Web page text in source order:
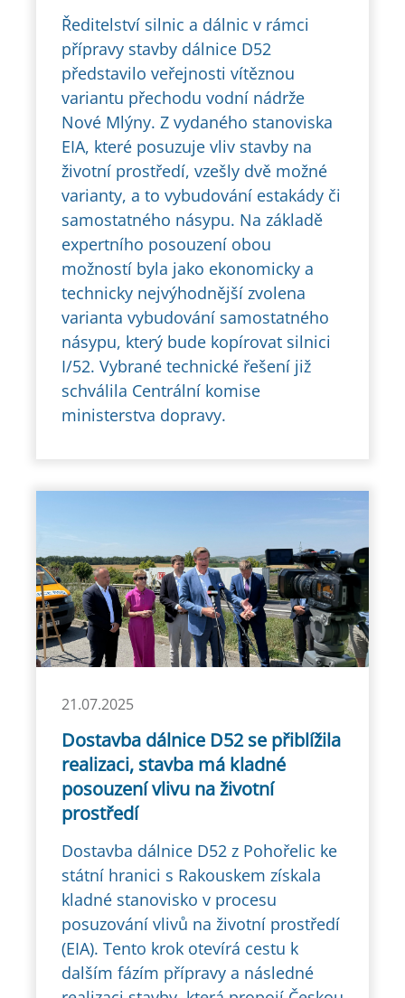
Ředitelství silnic a dálnic v rámci
přípravy stavby dálnice D52
představilo veřejnosti vítěznou
variantu přechodu vodní nádrže
Nové Mlýny. Z vydaného stanoviska
EIA, které posuzuje vliv stavby na
životní prostředí, vzešly dvě možné
varianty, a to vybudování estakády či
samostatného násypu. Na základě
expertního posouzení obou
možností byla jako ekonomicky a
technicky nejvýhodnější zvolena
varianta vybudování samostatného
násypu, který bude kopírovat silnici
I/52. Vybrané technické řešení již
schválila Centrální komise
ministerstva dopravy.
21.07.2025
Dostavba dálnice D52 se přiblížila
realizaci, stavba má kladné
posouzení vlivu na životní
prostředí
Dostavba dálnice D52 z Pohořelic ke
státní hranici s Rakouskem získala
kladné stanovisko v procesu
posuzování vlivů na životní prostředí
(EIA). Tento krok otevírá cestu k
dalším fázím přípravy a následné